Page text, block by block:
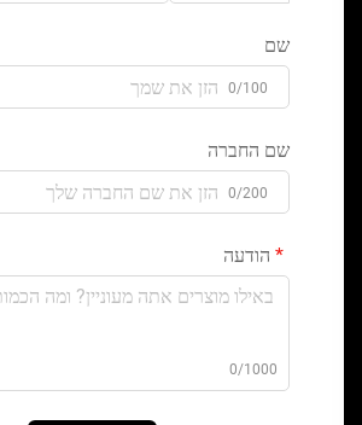
שם
0/100
שם החברה
0/200
הודעה
0/1000